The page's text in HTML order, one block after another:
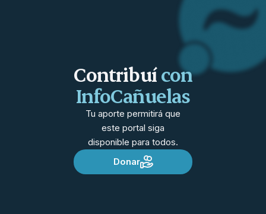
Contribuícon
InfoCañuelas
Tu aporte permitirá que
este portal siga
disponible para todos.
Donar